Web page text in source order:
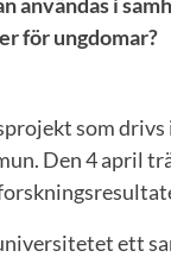
för ungdomar?
som
Den 4 april
ett